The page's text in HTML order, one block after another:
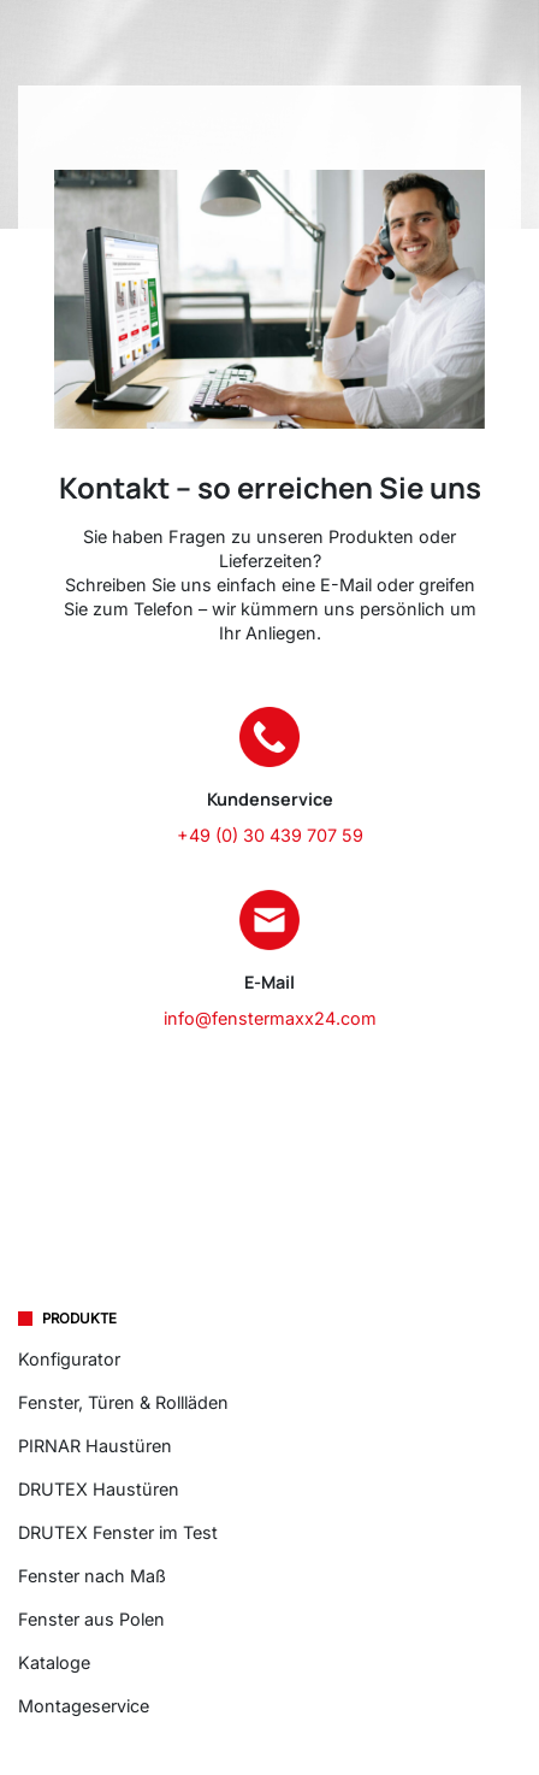
Kontakt – so erreichen Sie uns
Sie haben Fragen zu unseren Produkten oder
Lieferzeiten?
Schreiben Sie uns einfach eine E-Mail oder greifen
Sie zum Telefon – wir kümmern uns persönlich um
Ihr Anliegen.
Kundenservice
+49 (0) 30 439 707 59
E-Mail
info@fenstermaxx24.com
PRODUKTE
Konfigurator
Fenster, Türen & Rollläden
PIRNAR Haustüren
DRUTEX Haustüren
DRUTEX Fenster im Test
Fenster nach Maß
Fenster aus Polen
Kataloge
Montageservice